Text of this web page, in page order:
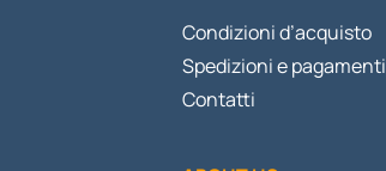
Condizioni d’acquisto
Spedizioni e pagamenti
Contatti